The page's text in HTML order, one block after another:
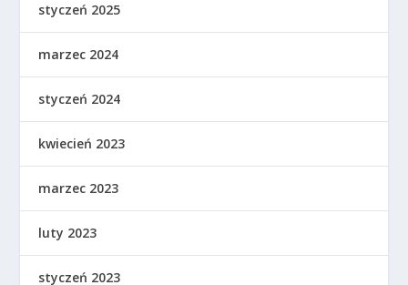
styczeń 2025
marzec 2024
styczeń 2024
kwiecień 2023
marzec 2023
luty 2023
styczeń 2023